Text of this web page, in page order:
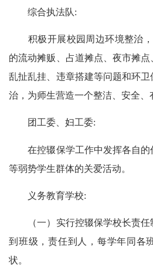
综合执法队:
积极开展校园周边环境整治，
的流动摊贩、占道摊点、夜市摊点
乱扯乱挂、违章搭建等问题和环
治，为师生营造一个整洁、安全、
团工委、妇工委:
在控辍保学工作中发挥各自的
等弱势学生群体的关爱活动。
义务教育学校:
（一）实行控辍保学校长责任
到班级，责任到人，每学年同各
状。